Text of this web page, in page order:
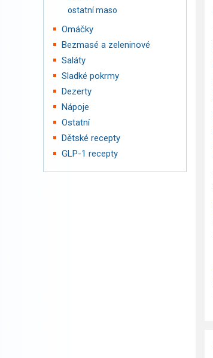
ostatní maso
Omáčky
Bezmasé a zeleninové
Saláty
Sladké pokrmy
Dezerty
Nápoje
Ostatní
Dětské recepty
GLP-1 recepty